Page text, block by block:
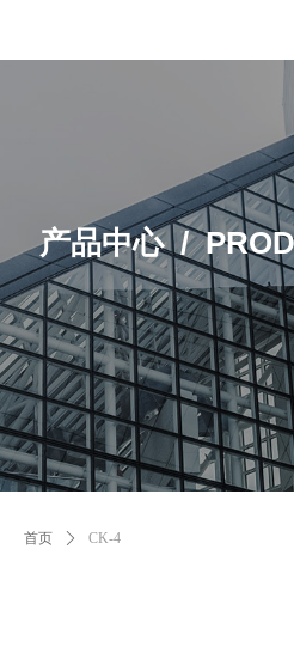
首页 ꄲ CK-4
产品中心 /